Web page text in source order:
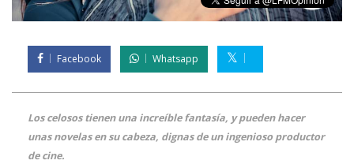
Facebook Whatsapp
Los celosos tienen una increíble fantasía, y pueden hacer
unas novelas en su cabeza, dignas de un ingenioso productor
de cine.